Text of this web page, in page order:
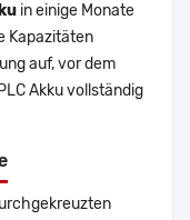
in einige Monate
Kapazitäten
auf, vor dem
Akku vollständig